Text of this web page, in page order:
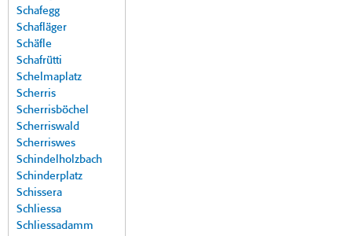
Schafegg
Schafläger
Schäfle
Schafrütti
Schelmaplatz
Scherris
Scherrisböchel
Scherriswald
Scherriswes
Schindelholzbach
Schinderplatz
Schissera
Schliessa
Schliessadamm